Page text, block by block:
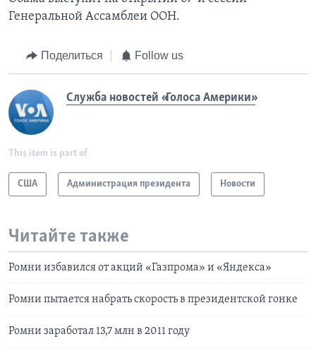
Генеральной Ассамблеи ООН.
Поделиться Follow us
Служба новостей «Голоса Америки»
This item is part of
США Администрация президента Новости
Читайте также
Ромни избавился от акций «Газпрома» и «Яндекса»
Ромни пытается набрать скорость в президентской гонке
Ромни заработал 13,7 млн в 2011 году